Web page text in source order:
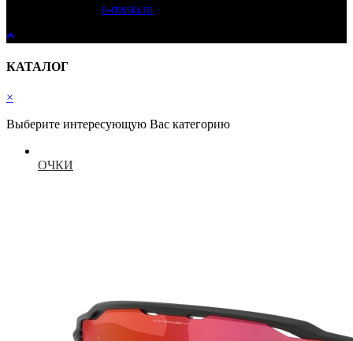
o-russia.ru
КАТАЛОГ
×
Выберите интересующую Вас категорию
ОЧКИ